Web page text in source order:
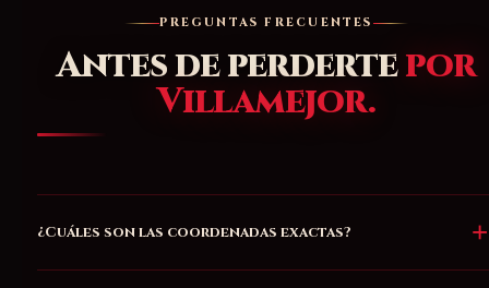
PREGUNTAS FRECUENTES
Antes de perdertepor
Villamejor.
¿Cuáles son las coordenadas exactas?